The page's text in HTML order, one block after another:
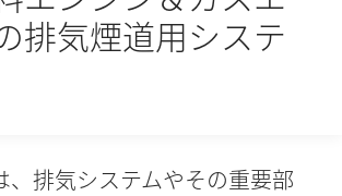
排気煙道用システ
、排気システムやその重要部